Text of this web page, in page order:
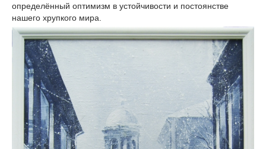
определённый оптимизм в устойчивости и постоянстве
нашего хрупкого мира.